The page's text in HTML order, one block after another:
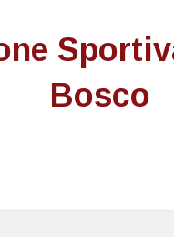
Bosco